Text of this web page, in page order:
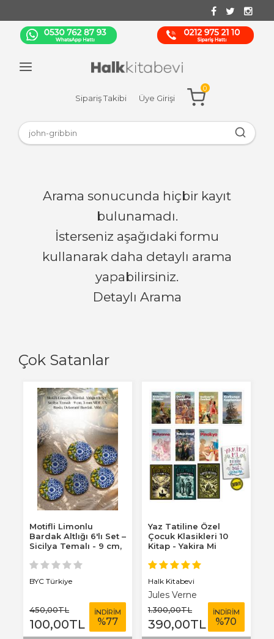
Sipariş Takibi Üye Girişi
0
Çok Satanlar
Motifli Limonlu
Bardak Altlığı 6'lı Set –
Sicilya Temalı - 9 cm,
BYC Türkiye
450,00TL
100,00TL
İNDİRİM
%77
Yaz Tatiline Özel
Çocuk Klasikleri 10
Kitap - Yakira Mi
Halk Kitabevi
Jules Verne
1.300,00TL
390,00TL
İNDİRİM
%70
Arama sonucunda hiçbir kayıt
bulunamadı.
İsterseniz aşağıdaki formu
kullanarak daha detaylı arama
yapabilirsiniz.
Detaylı Arama